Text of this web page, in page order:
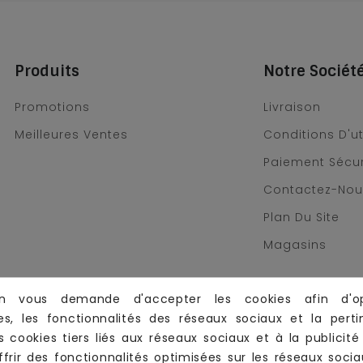
Produits
Promotions
Meilleures Ventes
Notre
Livraison
Conditions
Paiement
Contactez-
Plan Du Site
Magasins
vous demande d'accepter les cookies afin
les fonctionnalités des réseaux sociaux et la
cookies tiers liés aux réseaux sociaux et à la
des fonctionnalités optimisées sur les réseaux